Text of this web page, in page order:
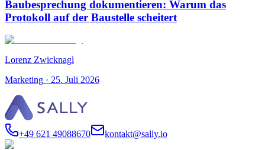
Baubesprechung dokumentieren: Warum das
Protokoll auf der Baustelle scheitert
Lorenz Zwicknagl
Marketing · 25. Juli 2026
+49 621 49088670 kontakt@sally.io